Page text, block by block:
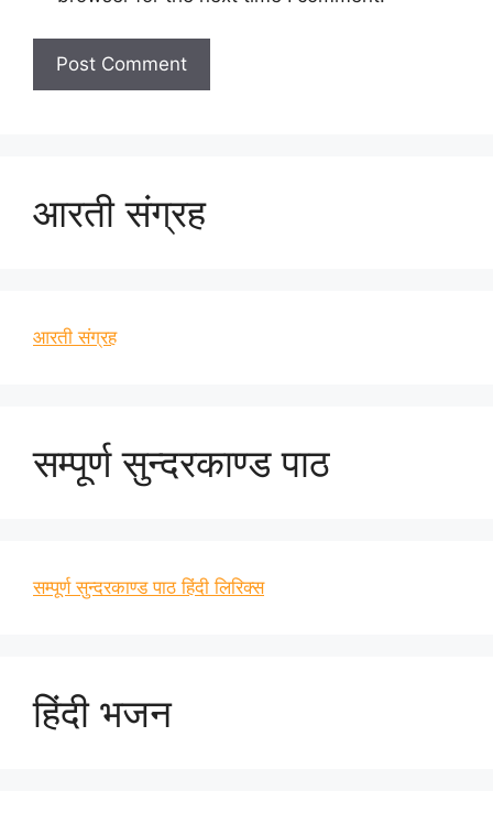
आरती संग्रह
आरती संग्रह
सम्पूर्ण सुन्दरकाण्ड पाठ
सम्पूर्ण सुन्दरकाण्ड पाठ हिंदी लिरिक्स
हिंदी भजन